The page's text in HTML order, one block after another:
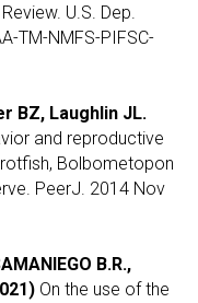
U.S. Dep.
TM-NMFS-PIFSC-
BZ, Laughlin JL.
and reproductive
Bolbometopon
PeerJ. 2014 Nov
B.R.,
On the use of the